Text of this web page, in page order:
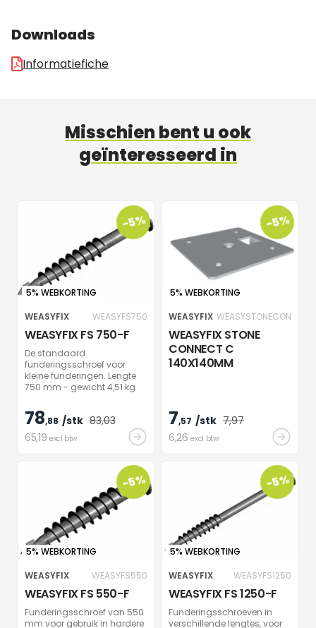
Downloads
Informatiefiche
Misschien bent u ook
geïnteresseerd in
-5%
5% WEBKORTING
WEASYFIX
WEASYFS750
WEASYFIX FS 750-F
De standaard
funderingsschroef voor
kleine funderingen. Lengte
750 mm - gewicht 4,51 kg
78,88 /stk 83,03
65,19 excl btw
-5%
5% WEBKORTING
WEASYFIX WEASYSTONECON
WEASYFIX STONE
CONNECT C
140X140MM
7,57 /stk 7,97
6,26 excl btw
-5%
5% WEBKORTING
WEASYFIX
WEASYFS550
WEASYFIX FS 550-F
Funderingsschroef van 550
mm voor gebruik in hardere
-5%
5% WEBKORTING
WEASYFIX
WEASYFS1250
WEASYFIX FS 1250-F
Funderingsschroeven in
verschillende lengtes, voor